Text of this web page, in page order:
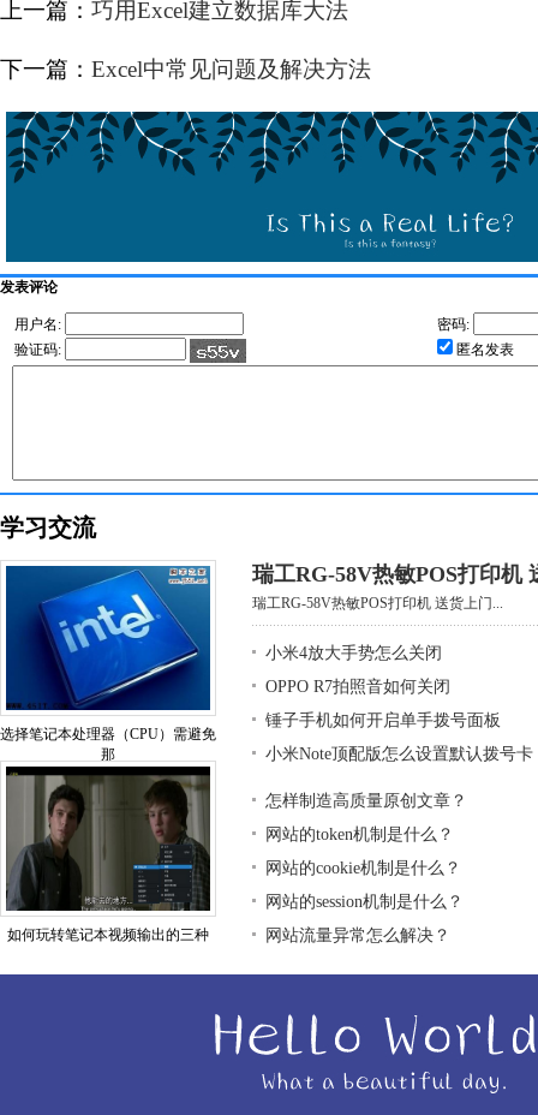
上一篇： 巧用Excel建立数据库大法
下一篇： Excel中常见问题及解决方法
发表评论
用户名:
密码:
验证码:
匿名发表
学习交流
选择笔记本处理器（CPU）需避免
那
如何玩转笔记本视频输出的三种
瑞工RG-58V热敏POS打印机
瑞工RG-58V热敏POS打印机 送货上门...
小米4放大手势怎么关闭
OPPO R7拍照音如何关闭
锤子手机如何开启单手拨号面板
小米Note顶配版怎么设置默认拨号卡
怎样制造高质量原创文章？
网站的token机制是什么？
网站的cookie机制是什么？
网站的session机制是什么？
网站流量异常怎么解决？